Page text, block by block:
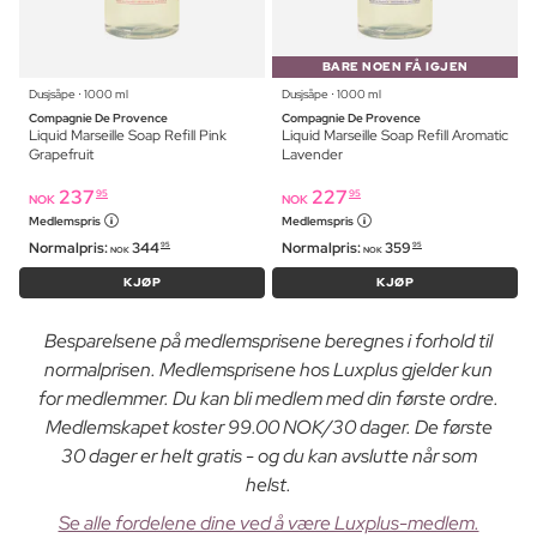
Dusjsåpe ⋅ 1000 ml
Compagnie De Provence
Liquid Marseille Soap Refill Pink
Grapefruit
NOK 237 95
Medlemspris
Normalpris: NOK 34495
KJØP
BARE NOEN FÅ IGJEN
Dusjsåpe ⋅ 1000 ml
Compagnie De Provence
Liquid Marseille Soap Refill Aromatic
Lavender
NOK 227 95
Medlemspris
Normalpris: NOK 359 95
KJØP
Besparelsene på medlemsprisene beregnes i forhold til
normalprisen. Medlemsprisene hos Luxplus gjelder kun
for medlemmer. Du kan bli medlem med din første ordre.
Medlemskapet koster 99.00 NOK/30 dager. De første
30 dager er helt gratis - og du kan avslutte når som
helst.
Se alle fordelene dine ved å være Luxplus-medlem.